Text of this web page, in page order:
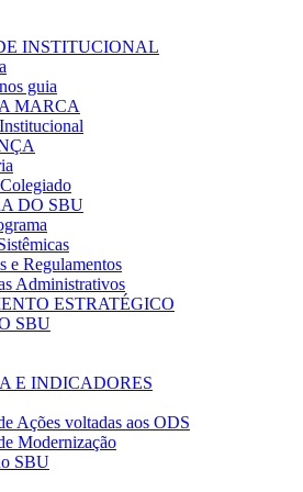
INSTITUCIONAL
guia
MARCA
DO SBU
e Regulamentos
Administrativos
ESTRATÉGICO
SBU
E INDICADORES
Ações voltadas aos ODS
Modernização
SBU